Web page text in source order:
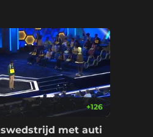
+126
met auti